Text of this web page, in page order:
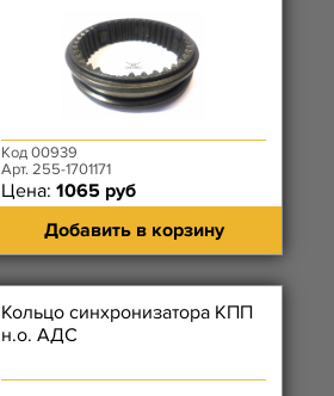
Код 00939
Арт. 255-1701171
Цена: 1065 руб
Добавить в корзину
Кольцо синхронизатора КПП
н.о. АДС